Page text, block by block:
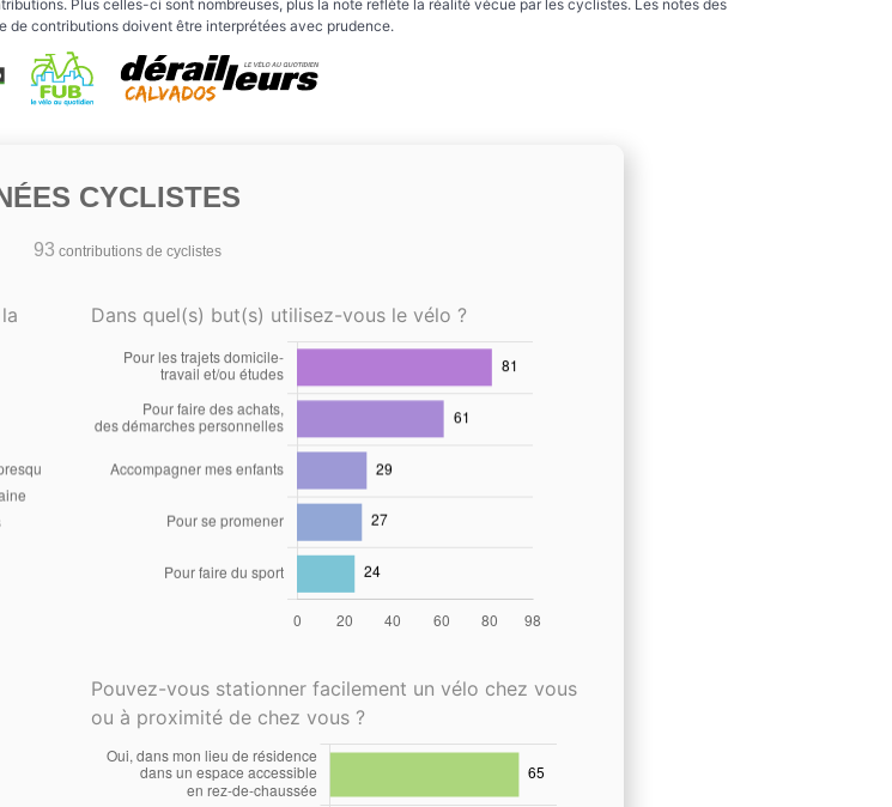
Plus celles-ci sont nombreuses, plus la note reflète la réalité vécue par les cyclistes. Les notes des
de contributions doivent être interprétées avec prudence.
CYCLISTES
93 contributions de cyclistes
Dans quel(s) but(s) utilisez-vous le vélo ?
Pouvez-vous stationner facilement un vélo chez vous
ou à proximité de chez vous ?